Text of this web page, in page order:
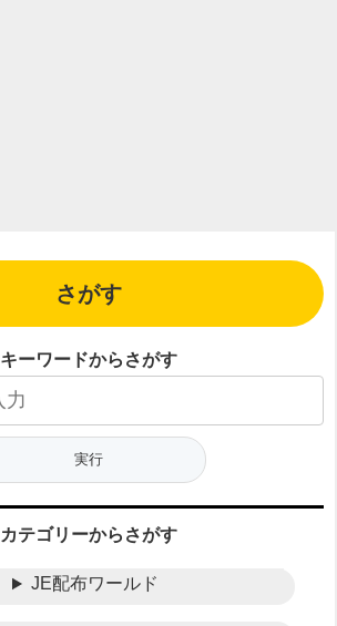
さがす
キーワードからさがす
カテゴリーからさがす
JE配布ワールド